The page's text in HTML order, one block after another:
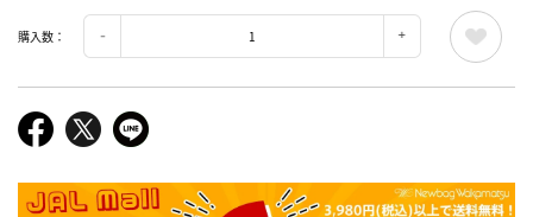
購入数：